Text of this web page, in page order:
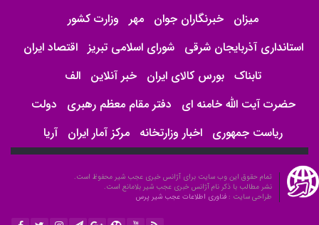
میزان خبرنگاران جوان مهر
وزارت کشور
استانداری آذربایجان شرقی
شورای اسلامی تبریز
اقتصاد ایران
تابناک بورس کالای ایران خبر آنلاین الف
حضرت آیت الله خامنه ای
دفتر مقام معظم رهبری
دولت
ریاست جمهوری اخبار وزارتخانه مرکز آمار ایران آریا
تمام حقوق این وب سایت برای آژانس خبری عجب شیر محفوظ است.
نشر مطالب با ذکر نام آژانس خبری عجب شیر بلامانع است.
طراحی سایت : فناوری اطلاعات عجب شیر پرس